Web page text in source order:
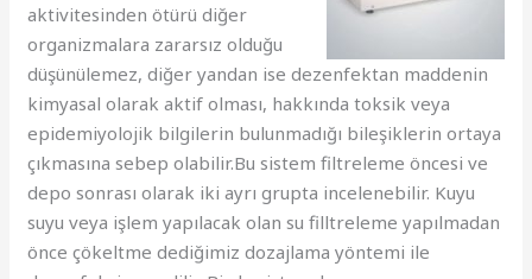
aktivitesinden ötürü diğer
organizmalara zararsız olduğu
düşünülemez, diğer yandan ise dezenfektan maddenin
kimyasal olarak aktif olması, hakkında toksik veya
epidemiyolojik bilgilerin bulunmadığı bileşiklerin ortaya
çıkmasına sebep olabilir.Bu sistem filtreleme öncesi ve
depo sonrası olarak iki ayrı grupta incelenebilir. Kuyu
suyu veya işlem yapılacak olan su filltreleme yapılmadan
önce çökeltme dediğimiz dozajlama yöntemi ile